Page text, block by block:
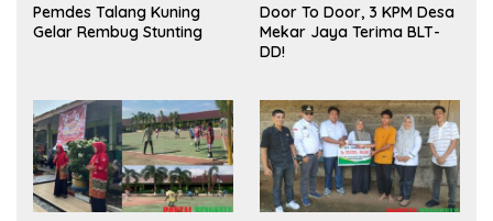
Pemdes Talang Kuning
Gelar Rembug Stunting
Door To Door, 3 KPM Desa
Mekar Jaya Terima BLT-
DD!